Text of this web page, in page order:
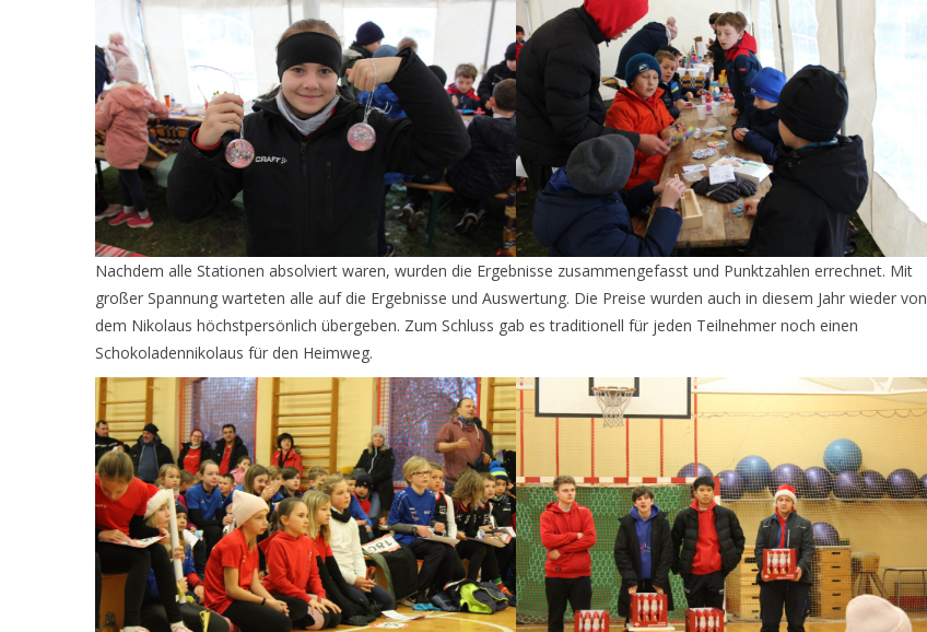
Nachdem alle Stationen absolviert waren, wurden die Ergebnisse zusammengefasst und Punktzahlen errechnet. Mit
großer Spannung warteten alle auf die Ergebnisse und Auswertung. Die Preise wurden auch in diesem Jahr wieder von
dem Nikolaus höchstpersönlich übergeben. Zum Schluss gab es traditionell für jeden Teilnehmer noch einen
Schokoladennikolaus für den Heimweg.